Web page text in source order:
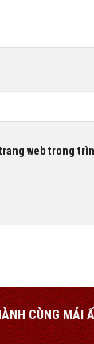
web trong
CÙNG MÁI